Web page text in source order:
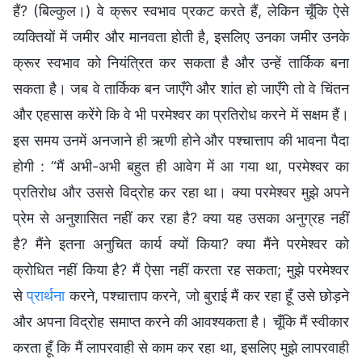
हैं? (बिल्कुल।) वे क्रूर स्वभाव प्रकट करते हैं, लेकिन चूँकि ऐसे
व्यक्तियों में जमीर और मानवता होती है, इसलिए उनका जमीर उनके
क्रूर स्वभाव को नियंत्रित कर सकता है और उन्हें तार्किक बना
सकता है। जब वे तार्किक बन जाएँगे और शांत हो जाएँगे तो वे चिंतन
और एहसास करेंगे कि वे भी परमेश्वर का प्रतिरोध करने में सक्षम हैं।
इस समय उनमें अनजाने ही ऋणी होने और पश्चात्ताप की भावना पैदा
होगी : “मैं अभी-अभी बहुत ही आवेग में आ गया था, परमेश्वर का
प्रतिरोध और उससे विद्रोह कर रहा था। क्या परमेश्वर मुझे अपने
प्रेम से अनुशासित नहीं कर रहा है? क्या यह उसका अनुग्रह नहीं
है? मैंने इतना अनुचित कार्य क्यों किया? क्या मैंने परमेश्वर को
क्रोधित नहीं किया है? मैं ऐसा नहीं करता रह सकता; मुझे परमेश्वर
सेप्रार्थनाकरने, पश्चात्ताप करने, जो बुराई मैं कर रहा हूँ उसे छोड़ने
और अपना विद्रोह समाप्त करने की आवश्यकता है। चूँकि मैं स्वीकार
करता हूँ कि मैं लापरवाही से काम कर रहा था, इसलिए मुझे लापरवाही